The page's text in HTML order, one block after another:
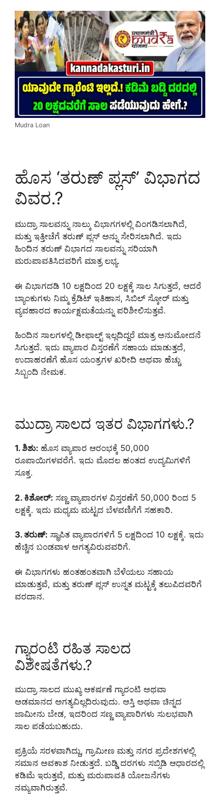
Mudra Loan
ಹೊಸ ‘ತರುಣ್ ಪ್ಲಸ್’ ವಿಭಾಗದ
ವಿವರ.?
ಮುದ್ರಾ ಸಾಲವನ್ನು ನಾಲ್ಕು ವಿಭಾಗಗಳಲ್ಲಿ ವಿಂಗಡಿಸಲಾಗಿದೆ,
ಮತ್ತು ಇತ್ತೀಚೆಗೆ ತರುಣ್ ಪ್ಲಸ್ ಅನ್ನು ಸೇರಿಸಲಾಗಿದೆ. ಇದು
ಹಿಂದಿನ ತರುಣ್ ವಿಭಾಗದ ಸಾಲವನ್ನು ಸರಿಯಾಗಿ
ಮರುಪಾವತಿಸಿದವರಿಗೆ ಮಾತ್ರ ಲಭ್ಯ.
ಈ ವಿಭಾಗದಡಿ 10 ಲಕ್ಷದಿಂದ 20 ಲಕ್ಷಕ್ಕೆ ಸಾಲ ಸಿಗುತ್ತದೆ, ಆದರೆ
ಬ್ಯಾಂಕುಗಳು ನಿಮ್ಮ ಕ್ರೆಡಿಟ್ ಇತಿಹಾಸ, ಸಿಬಿಲ್ ಸ್ಕೋರ್ ಮತ್ತು
ವ್ಯವಹಾರದ ಕಾರ್ಯಕ್ಷಮತೆಯನ್ನು ಪರಿಶೀಲಿಸುತ್ತವೆ.
ಹಿಂದಿನ ಸಾಲಗಳಲ್ಲಿ ಡೀಫಾಲ್ಟ್ ಇಲ್ಲದಿದ್ದರೆ ಮಾತ್ರ ಅನುಮೋದನೆ
ಸಿಗುತ್ತದೆ. ಇದು ವ್ಯಾಪಾರ ವಿಸ್ತರಣೆಗೆ ಸಹಾಯ ಮಾಡುತ್ತದೆ,
ಉದಾಹರಣೆಗೆ ಹೊಸ ಯಂತ್ರಗಳ ಖರೀದಿ ಅಥವಾ ಹೆಚ್ಚು
ಸಿಬ್ಬಂದಿ ನೇಮಕ.
ಮುದ್ರಾ ಸಾಲದ ಇತರ ವಿಭಾಗಗಳು.?
1. ಶಿಶು: ಹೊಸ ವ್ಯಾಪಾರ ಆರಂಭಕ್ಕೆ 50,000
ರೂಪಾಯಿಗಳವರೆಗೆ. ಇದು ಮೊದಲ ಹಂತದ ಉದ್ಯಮಿಗಳಿಗೆ
ಸೂಕ್ತ.
2. ಕಿಶೋರ್: ಸಣ್ಣ ವ್ಯಾಪಾರಗಳ ವಿಸ್ತರಣೆಗೆ 50,000 ರಿಂದ 5
ಲಕ್ಷಕ್ಕೆ. ಇದು ಮಧ್ಯಮ ಮಟ್ಟದ ಬೆಳವಣಿಗೆಗೆ ಸಹಕಾರಿ.
3. ತರುಣ್: ಸ್ಥಾಪಿತ ವ್ಯಾಪಾರಗಳಿಗೆ 5 ಲಕ್ಷದಿಂದ 10 ಲಕ್ಷಕ್ಕೆ. ಇದು
ಹೆಚ್ಚಿನ ಬಂಡವಾಳ ಅಗತ್ಯವಿರುವವರಿಗೆ.
ಈ ವಿಭಾಗಗಳು ಹಂತಹಂತವಾಗಿ ಬೆಳೆಯಲು ಸಹಾಯ
ಮಾಡುತ್ತವೆ, ಮತ್ತು ತರುಣ್ ಪ್ಲಸ್ ಉನ್ನತ ಮಟ್ಟಕ್ಕೆ ತಲುಪಿದವರಿಗೆ
ವರದಾನ.
ಗ್ಯಾರಂಟಿ ರಹಿತ ಸಾಲದ
ವಿಶೇಷತೆಗಳು.?
ಮುದ್ರಾ ಸಾಲದ ಮುಖ್ಯ ಆಕರ್ಷಣೆ ಗ್ಯಾರಂಟಿ ಅಥವಾ
ಅಡಮಾನದ ಅಗತ್ಯವಿಲ್ಲದಿರುವುದು. ಆಸ್ತಿ ಅಥವಾ ಚಿನ್ನದ
ಜಾಮೀನು ಬೇಡ, ಇದರಿಂದ ಸಣ್ಣ ವ್ಯಾಪಾರಿಗಳು ಸುಲಭವಾಗಿ
ಸಾಲ ಪಡೆಯಬಹುದು.
ಪ್ರಕ್ರಿಯೆ ಸರಳವಾಗಿದ್ದು, ಗ್ರಾಮೀಣ ಮತ್ತು ನಗರ ಪ್ರದೇಶಗಳಲ್ಲಿ
ಸಮಾನ ಅವಕಾಶ ನೀಡುತ್ತದೆ. ಬಡ್ಡಿ ದರಗಳು ಸಬ್ಸಿಡಿ ಆಧಾರದಲ್ಲಿ
ಕಡಿಮೆ ಇರುತ್ತವೆ, ಮತ್ತು ಮರುಪಾವತಿ ಯೋಜನೆಗಳು
ನಮ್ಯವಾಗಿರುತ್ತವೆ.